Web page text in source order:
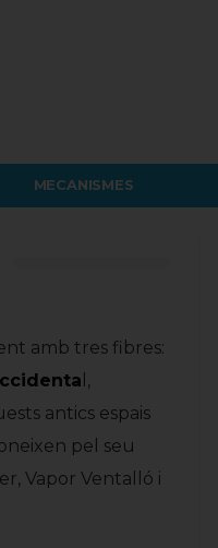
MECANISMES
amb tres fibres:
l,
antics espais
pel seu
Vapor Ventalló i